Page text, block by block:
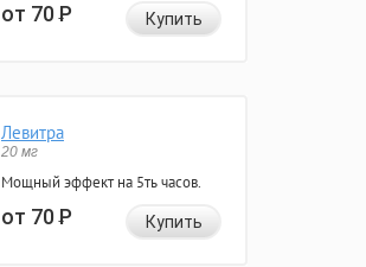
от 70Р Купить
Левитра
20 мг
Мощный эффект на 5ть часов.
от 70Р Купить